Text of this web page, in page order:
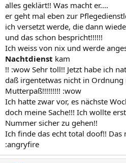
alles geklärt!! Was macht er....
er geht mal eben zur
ich versetzt werde, die dann
und das schon bespricht!!!!!!
Ich weiss von nix und werde
Nachtdienst kam
!! :wow Sehr toll!! Jetzt habe ich
daß irgentetwas nicht in Ordnung
Mutterpaß!!!!!!!!! :wow
Ich hatte zwar vor, es nächste
doch meine Sache!!! Ich wollte
Nummer sicher zu gehen!!
Ich finde das echt total doof!!
:angryfire